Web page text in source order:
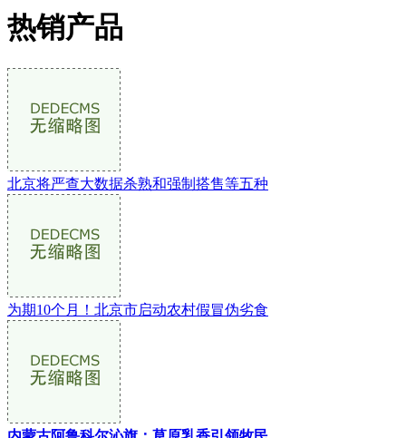
热销产品
北京将严查大数据杀熟和强制搭售等五种
为期10个月！北京市启动农村假冒伪劣食